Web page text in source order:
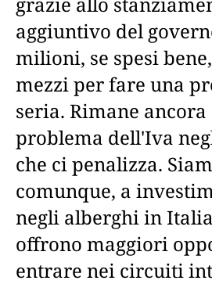
aggiuntivo del
milioni, se spesi
mezzi per fare una
seria. Rimane
problema dell'Iva
che ci penalizza.
comunque, a
negli alberghi in
offrono maggiori
entrare nei circuiti